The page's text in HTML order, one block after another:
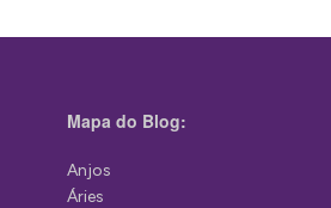
Mapa do Blog:
Anjos
Áries